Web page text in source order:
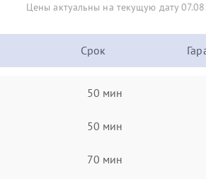
Цены актуальны на текущую дату
Срок
50 мин
50 мин
70 мин